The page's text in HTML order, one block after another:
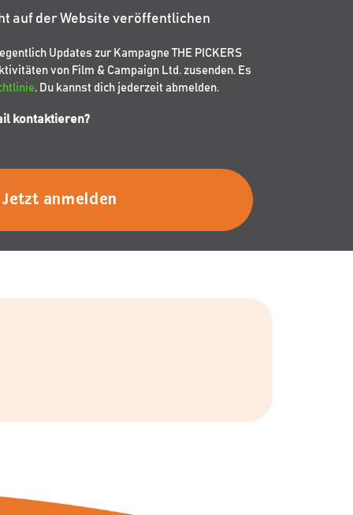
auf der Website veröffentlichen
Updates zur Kampagne THE PICKERS
von Film & Campaign Ltd. zusenden. Es
. Du kannst dich jederzeit abmelden.
kontaktieren?